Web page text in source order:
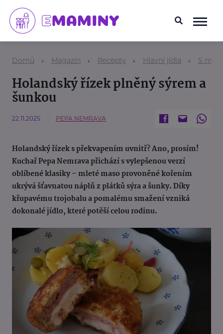
Domů Magazín Recepty Hlavní jídla S
Holandský řízek plněný sýrem a
šunkou
22.11.2025 PEPA NEMRAVA
Holandský řízek s překvapením uvnitř? Ano, prosím!
Kuchař Pepa Nemrava přichází s vylepšenou verzí
oblíbené klasiky – mleté maso provoněné kořením
ukrývá šťavnatou náplň z plátků sýra a šunky. Díky
křupavému trojobalu a pomalému smažení vzniká
dokonalé jídlo, které potěší celou rodinu.